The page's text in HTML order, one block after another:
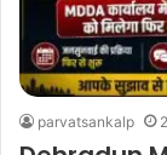
parvatsankalp